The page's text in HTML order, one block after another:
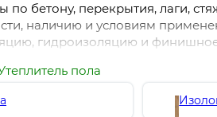
по бетону, перекрытия, лаги,
наличию и условиям
гидроизоляцию и
пола